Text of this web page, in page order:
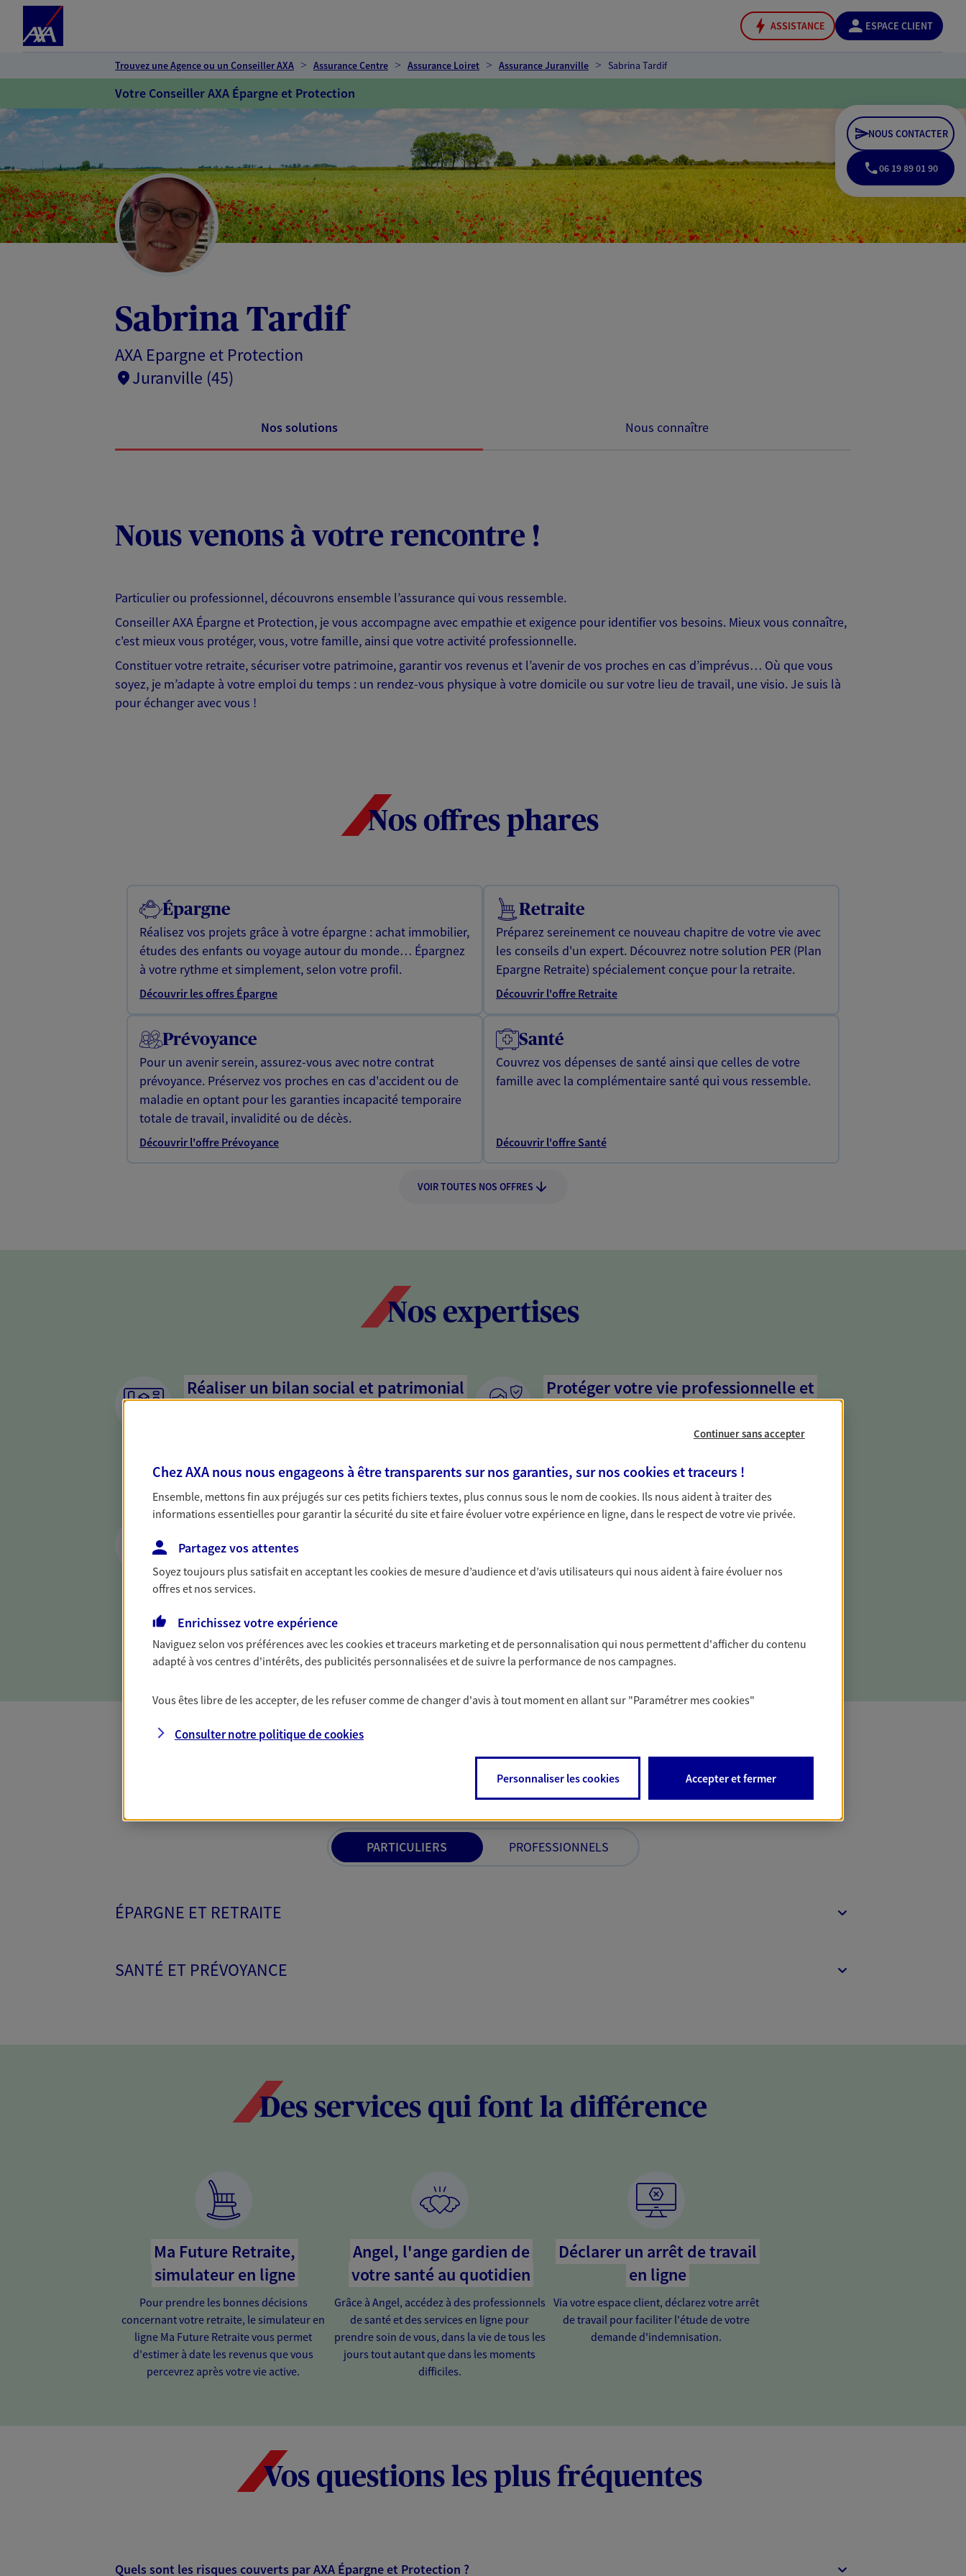
ASSISTANCE ESPACE CLIENT
Trouvez une Agence ou un Conseiller AXA Assurance Centre Assurance Loiret Assurance Juranville Sabrina Tardif
Votre Conseiller AXA Épargne et Protection
Sabrina Tardif
AXA Epargne et Protection
Juranville (45)
NOUS CONTACTER
06 19 89 01 90
Nos solutions Nous connaître
Nous venons à votre rencontre !
Particulier ou professionnel, découvrons ensemble l’assurance qui vous ressemble.
Conseiller AXA Épargne et Protection, je vous accompagne avec empathie et exigence pour identifier vos besoins. Mieux vous connaître,
c'est mieux vous protéger, vous, votre famille, ainsi que votre activité professionnelle.
Constituer votre retraite, sécuriser votre patrimoine, garantir vos revenus et l’avenir de vos proches en cas d’imprévus… Où que vous
soyez, je m’adapte à votre emploi du temps : un rendez-vous physique à votre domicile ou sur votre lieu de travail, une visio. Je suis là
pour échanger avec vous !
Nos offres phares
Épargne
Réalisez vos projets grâce à votre épargne : achat immobilier,
études des enfants ou voyage autour du monde… Épargnez
à votre rythme et simplement, selon votre profil.
Découvrir les offres Épargne
Retraite
Préparez sereinement ce nouveau chapitre de votre vie avec
les conseils d'un expert. Découvrez notre solution PER (Plan
Epargne Retraite) spécialement conçue pour la retraite.
Découvrir l'offre Retraite
Prévoyance
Pour un avenir serein, assurez-vous avec notre contrat
prévoyance. Préservez vos proches en cas d'accident ou de
maladie en optant pour les garanties incapacité temporaire
totale de travail, invalidité ou de décès.
Découvrir l'offre Prévoyance
Santé
Couvrez vos dépenses de santé ainsi que celles de votre
famille avec la complémentaire santé qui vous ressemble.
Découvrir l'offre Santé
VOIR TOUTES NOS OFFRES
Nos expertises
Réaliser un bilan social et patrimonial
dresser un bilan complet de votre situation. Une analyse
solide pour vous formuler des conseils cohérents avec vos
besoins.
Protéger votre vie professionnelle et
Nous sommes à votre écoute pour vous proposer des
activité, mais aussi les risques liés à votre vie privée. Un seul
interlocuteur pour tous vos besoins, ça change tout.
Accompagner vos projets de vie
Achat immobilier, installation, départ à la retraite… Autant
de moments de vie qui nécessitent des solutions
d'assurance et d'épargne. Recevez un conseil d'expert
Anticiper les aléas graves avec nos
Vous êtes travailleur non salarié ou particulier non couvert
expertise.
Toutes nos solutions AXA Épargne et Protection
PARTICULIERS PROFESSIONNELS
ÉPARGNE ET RETRAITE
SANTÉ ET PRÉVOYANCE
Des services qui font la différence
Ma Future Retraite,
simulateur en ligne
Pour prendre les bonnes décisions
concernant votre retraite, le simulateur en
ligne Ma Future Retraite vous permet
d'estimer à date les revenus que vous
percevrez après votre vie active.
Angel, l'ange gardien de
votre santé au quotidien
Grâce à Angel, accédez à des professionnels
de santé et des services en ligne pour
prendre soin de vous, dans la vie de tous les
jours tout autant que dans les moments
difficiles.
Déclarer un arrêt de travail
en ligne
Via votre espace client, déclarez votre arrêt
de travail pour faciliter l'étude de votre
demande d'indemnisation.
Vos questions les plus fréquentes
Quels sont les risques couverts par AXA Épargne et Protection ?
Continuer sans accepter
Chez AXA nous nous engageons à être transparents sur nos garanties, sur nos cookies et traceurs !
Ensemble, mettons fin aux préjugés sur ces petits fichiers textes, plus connus sous le nom decookies. Ils nous aident à traiter des
informations essentielles pour garantir la sécurité du site et faire évoluer votre expérience en ligne, dans le respect de votre vie privée.
Partagez vos attentes
Soyez toujours plus satisfait en acceptant lescookiesde mesure d’audience et d’avis utilisateurs qui nous aident à faire évoluer nos
offres et nos services.
Enrichissez votre expérience
Naviguez selon vos préférences avec lescookies et traceurs marketing et de personnalisation qui nous permettent d'afficher du contenu
adapté à vos centres d'intérêts, des publicités personnalisées et de suivre la performance de nos campagnes.
Vous êtes libre de les accepter, de les refuser comme de changer d'avis à tout moment en allant sur "Paramétrer mescookies"
Consulter notre politique decookies
Personnaliser les cookies Accepter et fermer